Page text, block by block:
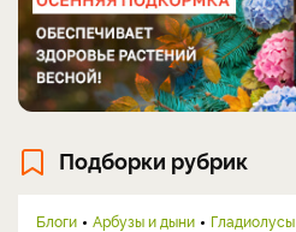
Подборки рубрик
Блоги Арбузы и дыни Гладиолусы